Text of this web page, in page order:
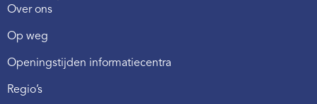
Over ons
Op weg
Openingstijden informatiecentra
Regio’s